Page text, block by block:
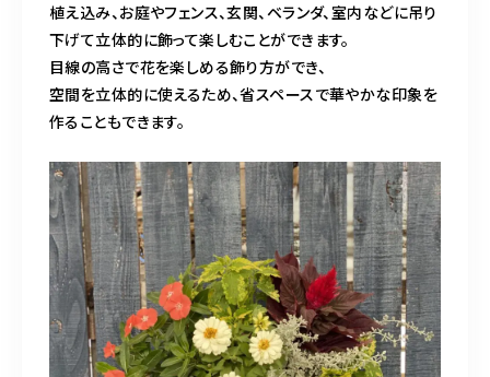
植え込み、お庭やフェンス、玄関、ベランダ、室内などに吊り
下げて立体的に飾って楽しむことができます。
目線の高さで花を楽しめる飾り方ができ、
空間を立体的に使えるため、省スペースで華やかな印象を
作ることもできます。
070-5587-2973
営業時間 10：00～16：00
お問い合わせはこちら